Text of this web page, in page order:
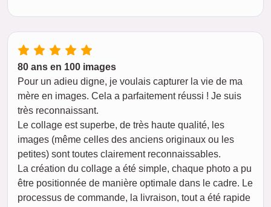
80 ans en 100 images
Pour un adieu digne, je voulais capturer la vie de ma
mère en images. Cela a parfaitement réussi ! Je suis
très reconnaissant.
Le collage est superbe, de très haute qualité, les
images (même celles des anciens originaux ou les
petites) sont toutes clairement reconnaissables.
La création du collage a été simple, chaque photo a pu
être positionnée de manière optimale dans le cadre. Le
processus de commande, la livraison, tout a été rapide